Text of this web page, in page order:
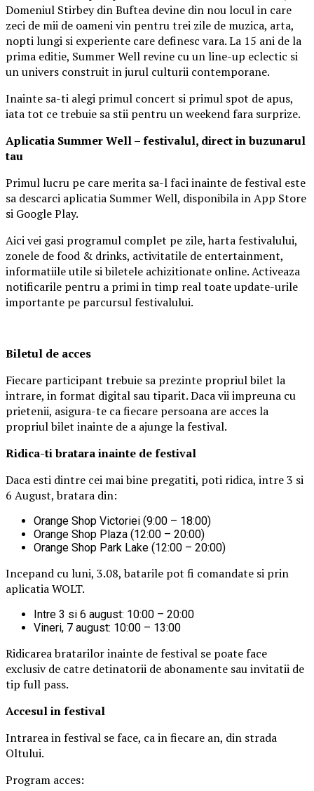
Domeniul Stirbey din Buftea devine din nou locul in care
zeci de mii de oameni vin pentru trei zile de muzica, arta,
nopti lungi si experiente care definesc vara. La 15 ani de la
prima editie, Summer Well revine cu un line-up eclectic si
un univers construit in jurul culturii contemporane.
Inainte sa-ti alegi primul concert si primul spot de apus,
iata tot ce trebuie sa stii pentru un weekend fara surprize.
Aplicatia Summer Well– festivalul, direct in buzunarul
tau
Primul lucru pe care merita sa-l faci inainte de festival este
sa descarci aplicatia Summer Well, disponibila in App Store
si Google Play.
Aici vei gasi programul complet pe zile, harta festivalului,
zonele de food & drinks, activitatile de entertainment,
informatiile utile si biletele achizitionate online. Activeaza
notificarile pentru a primi in timp real toate update-urile
importante pe parcursul festivalului.
Biletul de acces
Fiecare participant trebuie sa prezinte propriul bilet la
intrare, in format digital sau tiparit. Daca vii impreuna cu
prietenii, asigura-te ca fiecare persoana are acces la
propriul bilet inainte de a ajunge la festival.
Ridica-ti bratarainainte de festival
Daca esti dintre cei mai bine pregatiti, poti ridica, intre 3 si
6 August, bratara din:
Orange Shop Victoriei (9:00 – 18:00)
Orange Shop Plaza (12:00 – 20:00)
Orange Shop Park Lake (12:00 – 20:00)
Incepand cu luni, 3.08, batarile pot fi comandate si prin
aplicatia WOLT.
Intre 3 si 6 august: 10:00 – 20:00
Vineri, 7 august: 10:00 – 13:00
Ridicarea bratarilor inainte de festival se poate face
exclusiv de catre detinatorii de abonamente sau invitatii de
tip full pass.
Accesul in festival
Intrarea in festival se face, ca in fiecare an, din strada
Oltului.
Program acces: